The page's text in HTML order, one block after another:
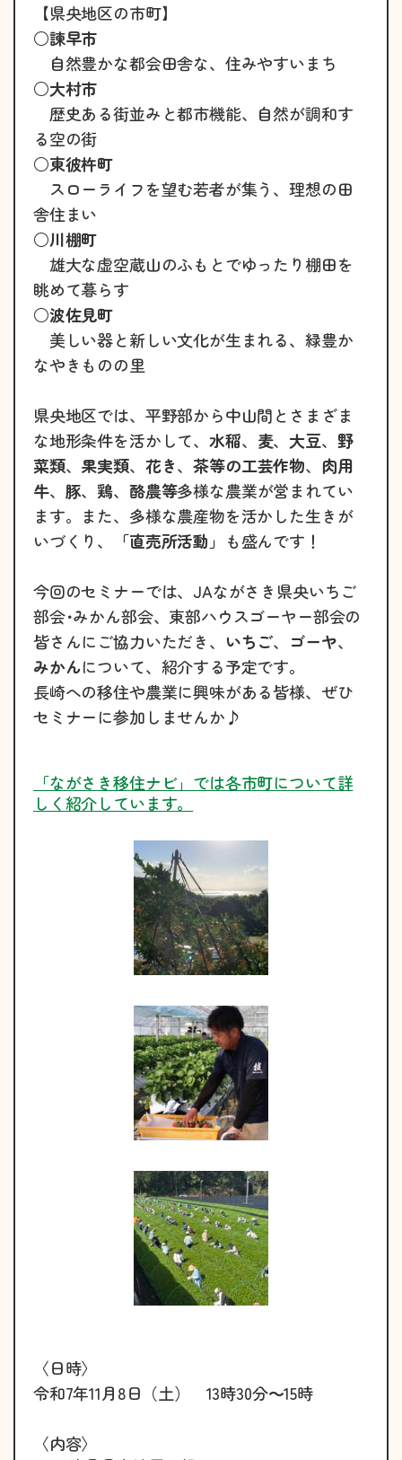
【県央地区の市町】
○諫早市
自然豊かな都会田舎な、住みやすいまち
○大村市
歴史ある街並みと都市機能、自然が調和す
る空の街
○東彼杵町
スローライフを望む若者が集う、理想の田
舎住まい
○川棚町
雄大な虚空蔵山のふもとでゆったり棚田を
眺めて暮らす
○波佐見町
美しい器と新しい文化が生まれる、緑豊か
なやきものの里
県央地区では、平野部から中山間とさまざま
な地形条件を活かして、水稲、 麦、 大豆、 野
菜類、 果実類、 花き、茶等の工芸作物、 肉用
牛、 豚、鶏、 酪農等多様な農業が営まれてい
ます。また、多様な農産物を活かした生きが
いづくり、
「直売所活動」 も盛んです！
今回のセミナーでは、JAながさき県央いちご
部会･みかん部会、東部ハウスゴーヤー部会の
皆さんにご協力いただき、 いちご、 ゴーヤ、
みかんについて、紹介する予定です。
長崎への移住や農業に興味がある皆様、ぜひ
セミナーに参加しませんか♪
「ながさき移住ナビ」では各市町について詳
しく紹介しています。
〈日時〉
令和7年11月8日（土） 13時30分～15時
〈内容〉